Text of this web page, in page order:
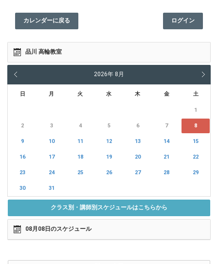
カレンダーに戻る ログイン
品川 高輪教室
2026年 8月
日 月 火 水 木 金 土
1
2 3 4 5 6 7 8
9 10 11 12 13 14 15
16 17 18 19 20 21 22
23 24 25 26 27 28 29
30 31
クラス別・講師別スケジュールはこちらから
08月08日のスケジュール